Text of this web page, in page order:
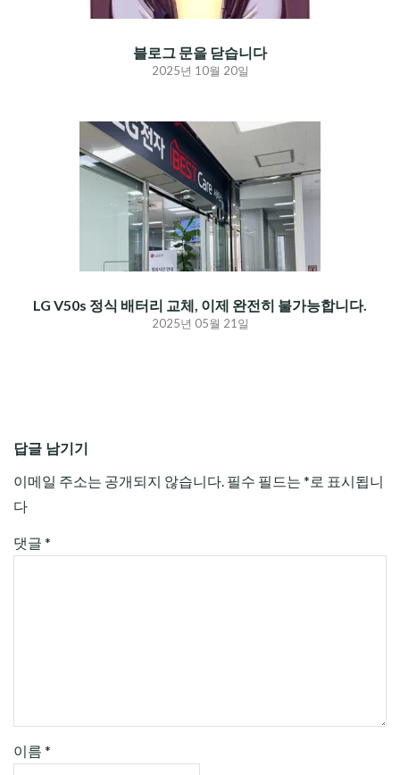
블로그 문을 닫습니다
2025년 10월 20일
LG V50s 정식 배터리 교체, 이제 완전히 불가능합니다.
2025년 05월 21일
답글 남기기
이메일 주소는 공개되지 않습니다. 필수 필드는 * 로 표시됩니
다
댓글 *
이름 *